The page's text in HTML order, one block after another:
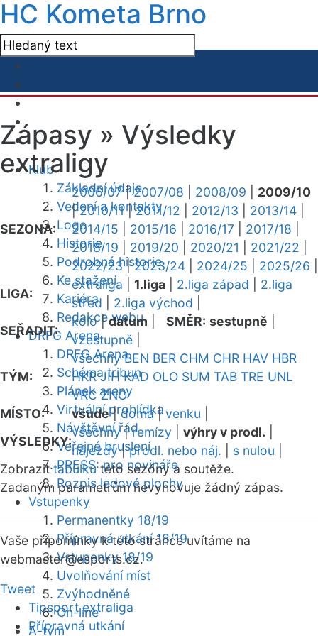
HC Kometa Brno
Klub
Základní údaje
Vedení a kontakty
Logo
Historie
Podrobná historie
Ke stažení
Kariéra
Redakce webu
DRFG Arena
DRFG Arena
Schéma tribun
Plánek areny
Virtuální prohlídka
Návštěvní řád
Veřejné bruslení
PRESS: pro novináře
Rozpis ledové plochy
Vstupenky
Permanentky 18/19
Přípravná utkání 18/19
Vstupenky 18/19
Uvolňování míst
Zvýhodněné
On-line
A-tým
Zápasy » Výsledky
extraligy
SEZONA:
2006/07|2007/08 2008/09
2009/10
|2010/11|2011/12 2012/13 2013/14
2014/15
2015/16 2016/17 2017/18
2018/19
2019/20 2020/21 2021/22
2022/23|2023/24 2024/25 2025/26
LIGA:
extraliga 1.liga 2.liga západ
2.liga
střed
2.liga východ
SEŘADIT:
kolo|datum SMĚR: sestupně
vzestupně
TÝM:
všechny BEN BER CHM CHR HAV HBR
HKR JIH KAD OLO SUM TAB TRE UNL
VRC ZNO
MÍSTO:
všude|doma|venku
VÝSLEDKY:
všechny|remízy výhry v prodl.
nájezdy|prodl. nebo náj. s nulou
Zobrazittabulkutéto sezóny a soutěže.
Zadaným parametrům nevyhovuje žádný zápas.
Vaše připomínky k této stránce uvítáme na
webmaster@esports.cz.
Tweet
Tipsport extraliga
Přípravná utkání